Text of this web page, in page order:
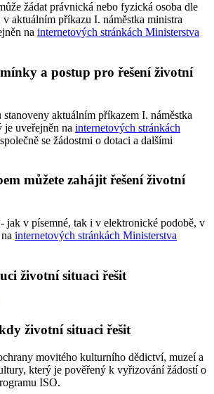
žádat právnická nebo fyzická osoba dle
aktuálním příkazu I. náměstka ministra
na internetových stránkách Ministerstva
a postup pro řešení životní
aktuálním příkazem I. náměstka
uveřejněn na internetových stránkách
se žádostmi o dotaci a dalšími
můžete zahájit řešení životní
jak v písemné, tak i v elektronické podobě, v
internetových stránkách Ministerstva
životní situaci řešit
životní situaci řešit
movitého kulturního dědictví, muzeí a
který je pověřený k vyřizování žádostí o
ISO.